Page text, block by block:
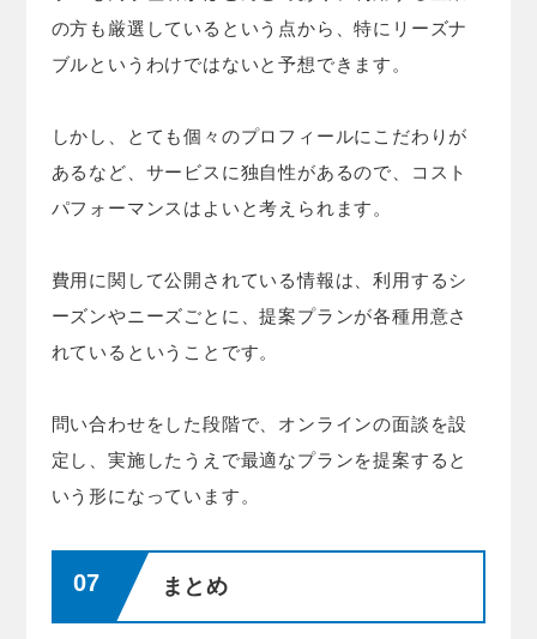
の方も厳選しているという点から、特にリーズナ
ブルというわけではないと予想できます。
しかし、とても個々のプロフィールにこだわりが
あるなど、サービスに独自性があるので、コスト
パフォーマンスはよいと考えられます。
費用に関して公開されている情報は、利用するシ
ーズンやニーズごとに、提案プランが各種用意さ
れているということです。
問い合わせをした段階で、オンラインの面談を設
定し、実施したうえで最適なプランを提案すると
いう形になっています。
まとめ